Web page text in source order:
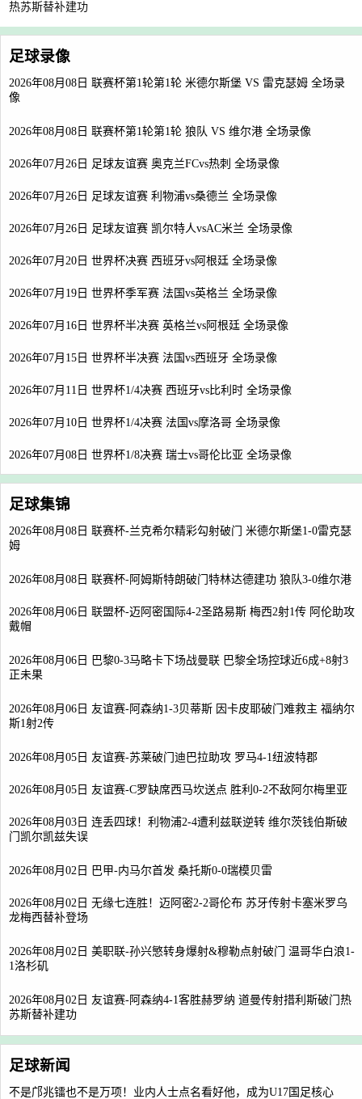
热苏斯替补建功
足球录像
2026年08月08日 联赛杯第1轮第1轮 米德尔斯堡 VS 雷克瑟姆 全场录
像
2026年08月08日 联赛杯第1轮第1轮 狼队 VS 维尔港 全场录像
2026年07月26日 足球友谊赛 奥克兰FCvs热刺 全场录像
2026年07月26日 足球友谊赛 利物浦vs桑德兰 全场录像
2026年07月26日 足球友谊赛 凯尔特人vsAC米兰 全场录像
2026年07月20日 世界杯决赛 西班牙vs阿根廷 全场录像
2026年07月19日 世界杯季军赛 法国vs英格兰 全场录像
2026年07月16日 世界杯半决赛 英格兰vs阿根廷 全场录像
2026年07月15日 世界杯半决赛 法国vs西班牙 全场录像
2026年07月11日 世界杯1/4决赛 西班牙vs比利时 全场录像
2026年07月10日 世界杯1/4决赛 法国vs摩洛哥 全场录像
2026年07月08日 世界杯1/8决赛 瑞士vs哥伦比亚 全场录像
足球集锦
2026年08月08日 联赛杯-兰克希尔精彩勾射破门 米德尔斯堡1-0雷克瑟
姆
2026年08月08日 联赛杯-阿姆斯特朗破门特林达德建功 狼队3-0维尔港
2026年08月06日 联盟杯-迈阿密国际4-2圣路易斯 梅西2射1传 阿伦助攻
戴帽
2026年08月06日 巴黎0-3马略卡下场战曼联 巴黎全场控球近6成+8射3
正未果
2026年08月06日 友谊赛-阿森纳1-3贝蒂斯 因卡皮耶破门难救主 福纳尔
斯1射2传
2026年08月05日 友谊赛-苏莱破门迪巴拉助攻 罗马4-1纽波特郡
2026年08月05日 友谊赛-C罗缺席西马坎送点 胜利0-2不敌阿尔梅里亚
2026年08月03日 连丢四球！利物浦2-4遭利兹联逆转 维尔茨钱伯斯破
门凯尔凯兹失误
2026年08月02日 巴甲-内马尔首发 桑托斯0-0瑞模贝雷
2026年08月02日 无缘七连胜！迈阿密2-2哥伦布 苏牙传射卡塞米罗乌
龙梅西替补登场
2026年08月02日 美职联-孙兴慜转身爆射&穆勒点射破门 温哥华白浪1-
1洛杉矶
2026年08月02日 友谊赛-阿森纳4-1客胜赫罗纳 道曼传射措利斯破门热
苏斯替补建功
足球新闻
不是邝兆镭也不是万项！业内人士点名看好他，成为U17国足核心